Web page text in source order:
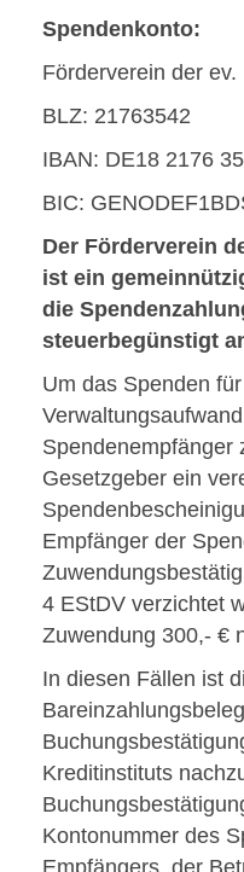
Spendenkonto:
Förderverein der ev.
BLZ: 21763542
IBAN: DE18 2176
BIC:
Der Förderverein
ist ein
die
steuerbegünstigt
Um das Spenden
Spendenempfänger
Gesetzgeber ein
Empfänger der
4 EStDV verzichtet
Zuwendung 300,- €
In diesen Fällen ist
Kreditinstituts
Kontonummer des